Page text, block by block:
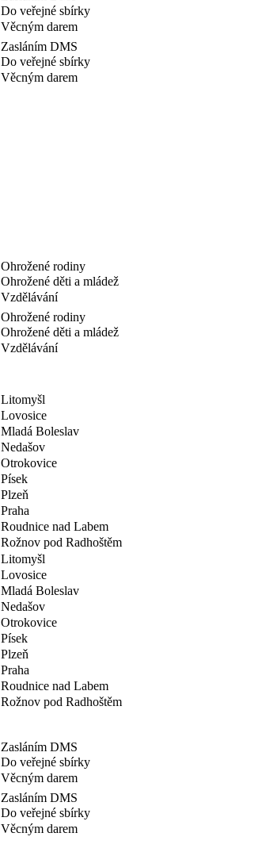
Do veřejné sbírky
Věcným darem
Zasláním DMS
Do veřejné sbírky
Věcným darem
Ohrožené rodiny
Ohrožené děti a mládež
Vzdělávání
Ohrožené rodiny
Ohrožené děti a mládež
Vzdělávání
Litomyšl
Lovosice
Mladá Boleslav
Nedašov
Otrokovice
Písek
Plzeň
Praha
Roudnice nad Labem
Rožnov pod Radhoštěm
Litomyšl
Lovosice
Mladá Boleslav
Nedašov
Otrokovice
Písek
Plzeň
Praha
Roudnice nad Labem
Rožnov pod Radhoštěm
Zasláním DMS
Do veřejné sbírky
Věcným darem
Zasláním DMS
Do veřejné sbírky
Věcným darem